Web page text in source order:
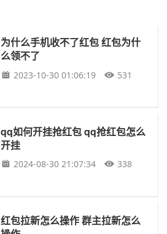
为什么手机收不了红包 红包为什
么领不了
2023-10-30 01:06:19 531
qq如何开挂抢红包 qq抢红包怎么
开挂
2024-08-30 21:07:34 338
红包拉新怎么操作 群主拉新怎么